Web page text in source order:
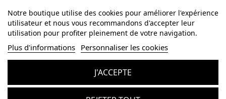
Informations
Notre boutique utilise des cookies pour améliorer l'expérience
utilisateur et nous vous recommandons d'accepter leur
utilisation pour profiter pleinement de votre navigation.
Plus d'informations Personnaliser les cookies
J'ACCEPTE
© 2026 - Logiciel e-commerce par PrestaShop™